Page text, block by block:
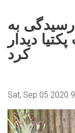
به
دیدار
کرد
Sat, Sep 05 2020